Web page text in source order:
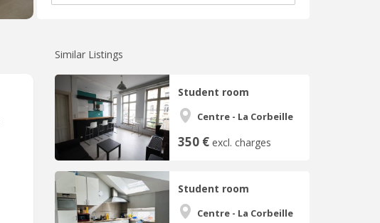
Similar Listings
Student room
Centre - La Corbeille
350 € excl. charges
Student room
Centre - La Corbeille